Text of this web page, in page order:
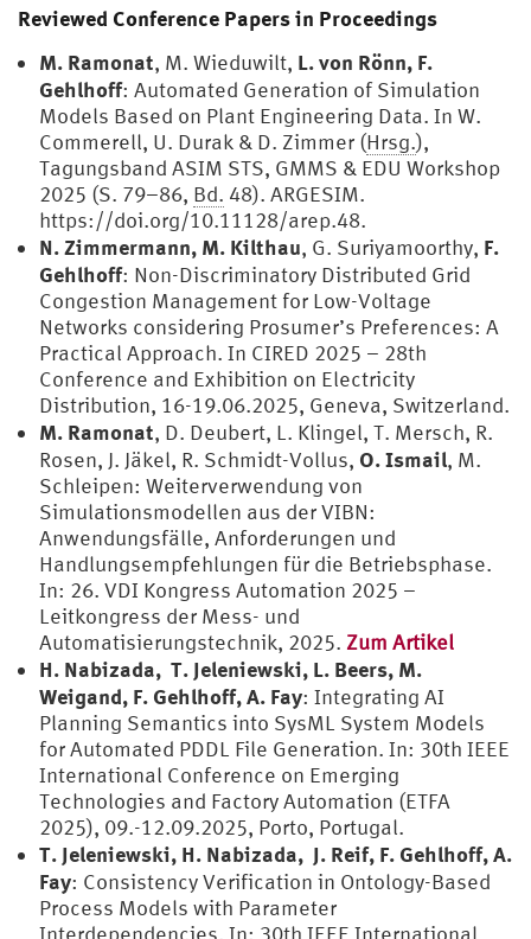
Reviewed Conference Papers in Proceedings
M. Ramonat, M. Wieduwilt, L. von Rönn, F.
Gehlhoff: Automated Generation of Simulation
Models Based on Plant Engineering Data. In W.
Commerell, U. Durak & D. Zimmer (Hrsg.),
Tagungsband ASIM STS, GMMS & EDU Workshop
2025 (S. 79–86, Bd. 48). ARGESIM.
https://doi.org/10.11128/arep.48.
N. Zimmermann, M. Kilthau, G. Suriyamoorthy, F.
Gehlhoff: Non-Discriminatory Distributed Grid
Congestion Management for Low-Voltage
Networks considering Prosumer’s Preferences: A
Practical Approach. In CIRED 2025 – 28th
Conference and Exhibition on Electricity
Distribution, 16-19.06.2025, Geneva, Switzerland.
M. Ramonat, D. Deubert, L. Klingel, T. Mersch, R.
Rosen, J. Jäkel, R. Schmidt-Vollus, O. Ismail, M.
Schleipen: Weiterverwendung von
Simulationsmodellen aus der VIBN:
Anwendungsfälle, Anforderungen und
Handlungsempfehlungen für die Betriebsphase.
In: 26. VDI Kongress Automation 2025 –
Leitkongress der Mess- und
Automatisierungstechnik, 2025. Zum Artikel
H. Nabizada, T. Jeleniewski, L. Beers, M.
Weigand, F. Gehlhoff, A. Fay: Integrating AI
Planning Semantics into SysML System Models
for Automated PDDL File Generation. In: 30th IEEE
International Conference on Emerging
Technologies and Factory Automation (ETFA
2025), 09.-12.09.2025, Porto, Portugal.
T. Jeleniewski, H. Nabizada, J. Reif, F. Gehlhoff, A.
Fay: Consistency Verification in Ontology-Based
Process Models with Parameter
Interdependencies. In: 30th IEEE International